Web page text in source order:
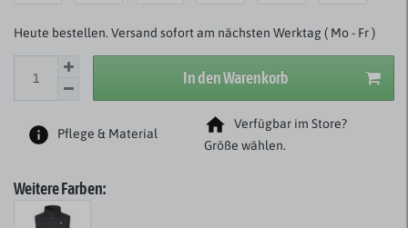
Heute bestellen. Versand sofort am nächsten Werktag ( Mo - Fr )
In den Warenkorb
Pflege & Material
Verfügbar im Store?
Größe wählen.
Weitere Farben: